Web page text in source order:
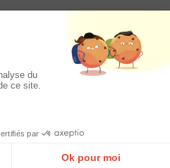
de la Saline - Structure
Simplébo